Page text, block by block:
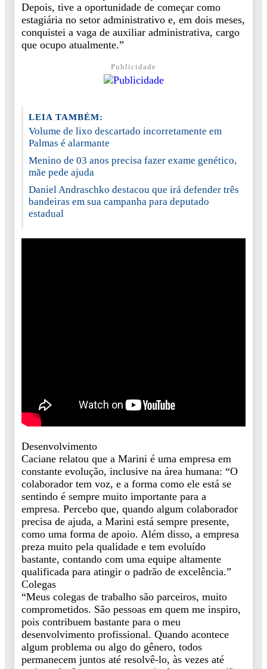
Depois, tive a oportunidade de começar como
estagiária no setor administrativo e, em dois meses,
conquistei a vaga de auxiliar administrativa, cargo
que ocupo atualmente.”
Publicidade
LEIA TAMBÉM:
Volume de lixo descartado incorretamente em
Palmas é alarmante
Menino de 03 anos precisa fazer exame genético,
mãe pede ajuda
Daniel Andraschko destacou que irá defender três
bandeiras em sua campanha para deputado
estadual
Desenvolvimento
Caciane relatou que a Marini é uma empresa em
constante evolução, inclusive na área humana: “O
colaborador tem voz, e a forma como ele está se
sentindo é sempre muito importante para a
empresa. Percebo que, quando algum colaborador
precisa de ajuda, a Marini está sempre presente,
como uma forma de apoio. Além disso, a empresa
preza muito pela qualidade e tem evoluído
bastante, contando com uma equipe altamente
qualificada para atingir o padrão de excelência.”
Colegas
“Meus colegas de trabalho são parceiros, muito
comprometidos. São pessoas em quem me inspiro,
pois contribuem bastante para o meu
desenvolvimento profissional. Quando acontece
algum problema ou algo do gênero, todos
permanecem juntos até resolvê-lo, às vezes até